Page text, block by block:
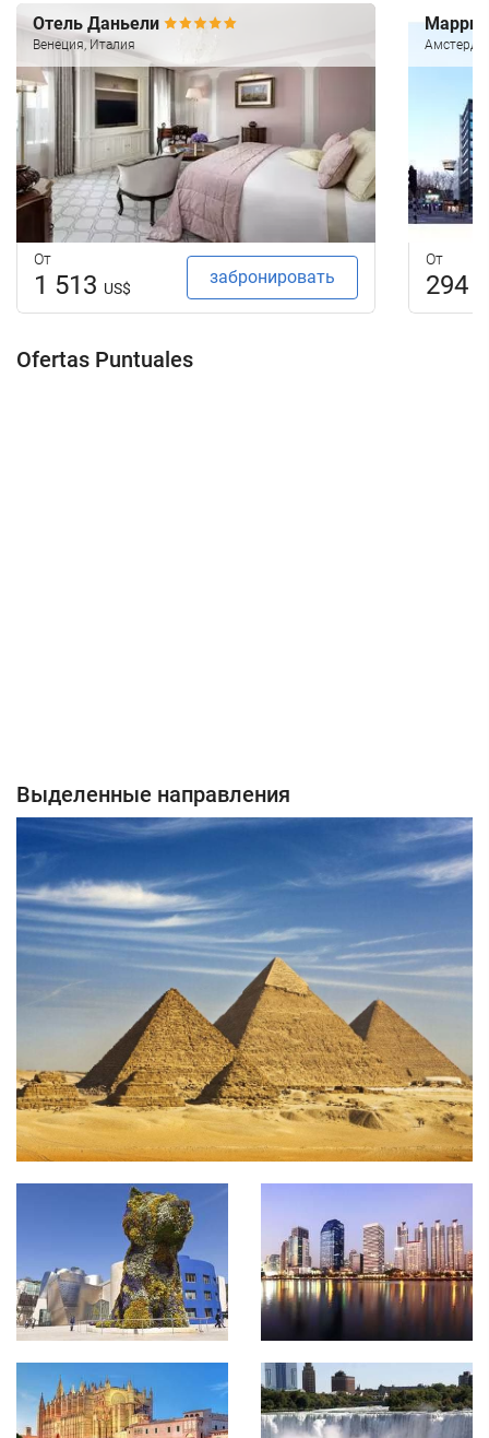
Отель Даньели
Венеция, Италия
От
1 513 US$
забронировать
От
294
Ofertas Puntuales
Выделенные направления